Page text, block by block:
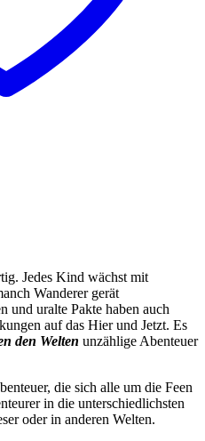
Jedes Kind wächst mit
Wanderer gerät
und uralte Pakte haben auch
auf das Hier und Jetzt. Es
den Welten unzählige Abenteuer
die sich alle um die Feen
in die unterschiedlichsten
oder in anderen Welten.